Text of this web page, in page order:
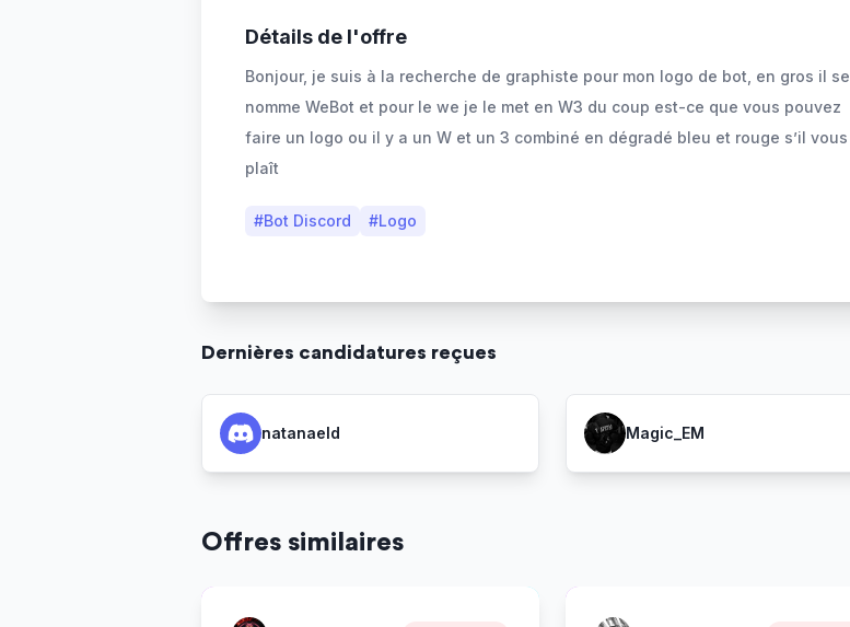
Détails de l'offre
Bonjour, je suis à la recherche de graphiste pour mon logo de bot, en gros il se
nomme WeBot et pour le we je le met en W3 du coup est-ce que vous pouvez
faire un logo ou il y a un W et un 3 combiné en dégradé bleu et rouge s’il vous
plaît
#Bot Discord #Logo
Dernières candidatures reçues
natanaeld Magic_EM
Offres similaires